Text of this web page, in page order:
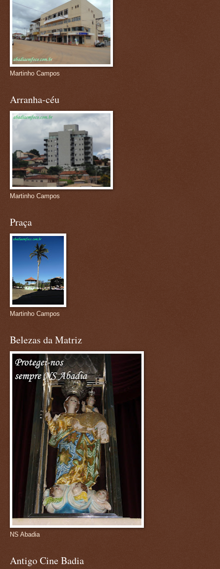
Martinho Campos
Arranha-céu
Martinho Campos
Praça
Martinho Campos
Belezas da Matriz
NS Abadia
Antigo Cine Badia